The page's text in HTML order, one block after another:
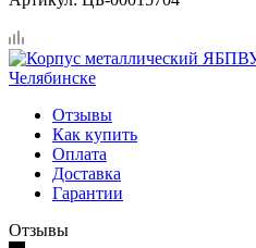
Отзывы
Как купить
Оплата
Доставка
Гарантии
Отзывы